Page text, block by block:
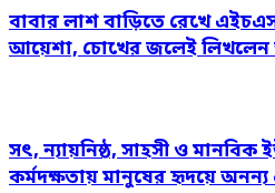
বাবার লাশ বাড়িতে রেখে
আয়েশা, চোখের জলেই লিখলেন
সৎ, ন্যায়নিষ্ঠ, সাহসী ও
কর্মদক্ষতায় মানুষের হৃদয়ে